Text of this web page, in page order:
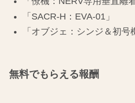
「SACR-H：EVA-01」
「オブジェ：シンジ＆初号
無料でもらえる報酬